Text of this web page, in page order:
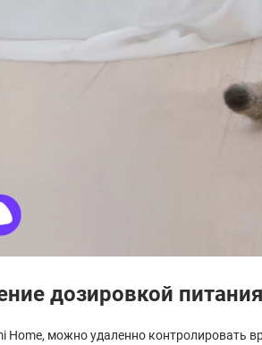
дозировкой
можно удаленно контролировать